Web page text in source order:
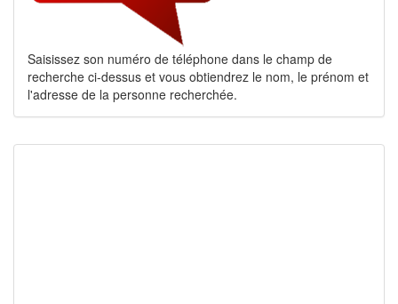
Saisissez son numéro de téléphone dans le champ de
recherche ci-dessus et vous obtiendrez le nom, le prénom et
l'adresse de la personne recherchée.